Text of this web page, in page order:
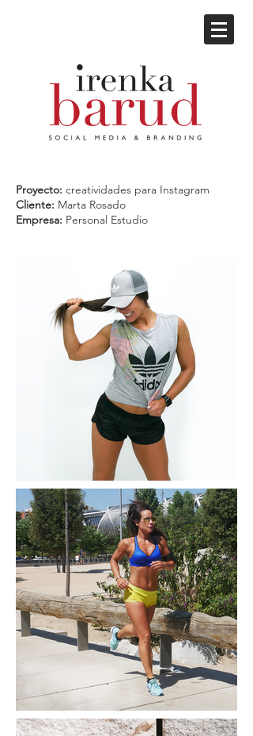
Proyecto: creatividades para Instagram
Cliente: Marta Rosado
Empresa: Personal Estudio